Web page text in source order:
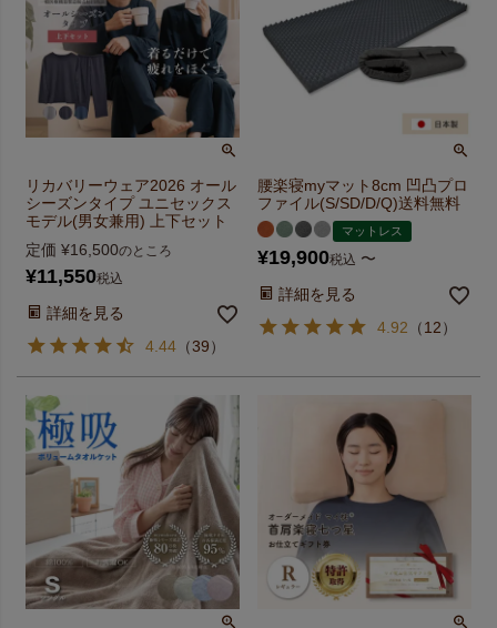
リカバリーウェア2026 オール
シーズンタイプ ユニセックス
モデル(男女兼用) 上下セット
定価 ¥16,500のところ
¥11,550税込
詳細を見る
4.44 （39）
腰楽寝myマット8cm 凹凸プロ
ファイル(S/SD/D/Q)送料無料
マットレス
¥19,900税込 〜
詳細を見る
4.92 （12）